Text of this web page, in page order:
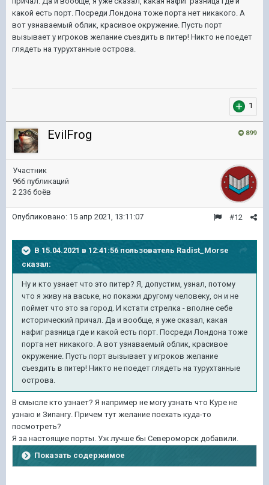
какой есть порт. Посреди Лондона тоже порта нет никакого. А
вот узнаваемый облик, красивое окружение. Пусть порт
вызывает у игроков желание съездить в питер! Никто не поедет
глядеть на турухтанные острова.
1
899
EvilFrog
Участник
966 публикаций
2 236 боёв
#12
Опубликовано: 15 апр 2021, 13:11:07
В 15.04.2021 в 12:41:56 пользователь Radist_Morse
сказал:
Ну и кто узнает что это питер? Я, допустим, узнал, потому
что я живу на ваське, но покажи другому человеку, он и не
поймет что это за город. И кстати стрелка - вполне себе
исторический причал. Да и вообще, я уже сказал, какая
нафиг разница где и какой есть порт. Посреди Лондона тоже
порта нет никакого. А вот узнаваемый облик, красивое
окружение. Пусть порт вызывает у игроков желание
съездить в питер! Никто не поедет глядеть на турухтанные
острова.
В смысле кто узнает? Я например не могу узнать что Куре не
узнаю и Зипангу. Причем тут желание поехать куда-то
посмотреть?
Я за настоящие порты. Уж лучше бы Североморск добавили.
Показать содержимое